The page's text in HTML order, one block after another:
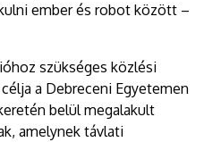
ember és robot között –
szükséges közlési
a Debreceni Egyetemen
belül megalakult
amelynek távlati